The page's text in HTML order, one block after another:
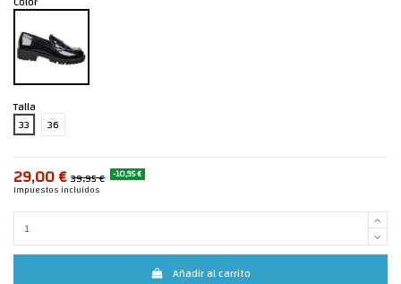
Talla
33
36
29,00 € 39,95 € -10,95 €
Impuestos incluidos
Añadir al carrito